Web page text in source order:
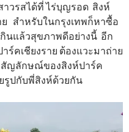
วรสได้ที่ ไร่บุญรอด สิงห์
ย สำหรับในกรุงเทพก็หาซื้อ
นแล้วสุขภาพดีอย่างนี้ อีก
คเชียงราย‬ ต้องแวะมาถ่าย
สัญลักษณ์ของสิงห์ปาร์ค
รูปกับพี่สิงห์ด้วยกัน